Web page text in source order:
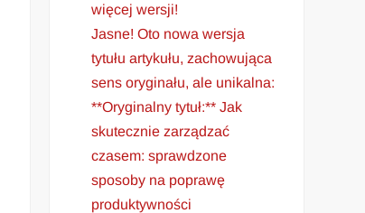
więcej wersji!
Jasne! Oto nowa wersja
tytułu artykułu, zachowująca
sens oryginału, ale unikalna:
**Oryginalny tytuł:** Jak
skutecznie zarządzać
czasem: sprawdzone
sposoby na poprawę
produktywności